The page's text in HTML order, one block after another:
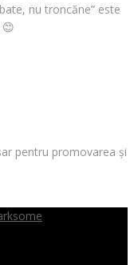
nu troncăne” este
😊
pentru promovarea și